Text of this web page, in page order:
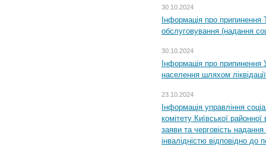
30.10.2024
Інформація про припинення
обслуговування (надання
30.10.2024
Інформація про припинення
населення шляхом ліквідації
23.10.2024
Інформація управління
комітету Київської
заяви та черговість надання
інвалідністю відповідно